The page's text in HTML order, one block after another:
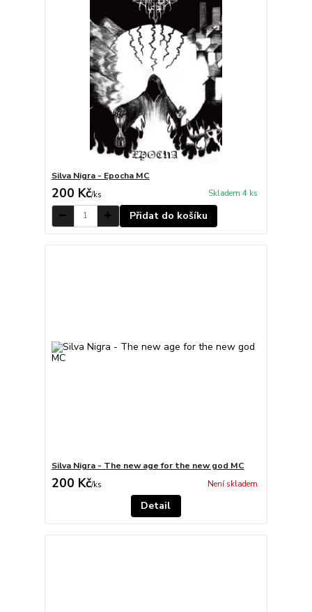
Silva Nigra - Epocha MC
200 Kč/ks Skladem 4 ks
Přidat do košíku
Silva Nigra - The new age for the new god MC
200 Kč/ks Není skladem
Detail